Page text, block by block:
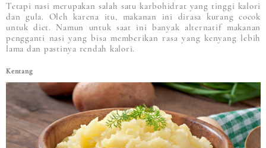
Tetapi nasi merupakan salah satu karbohidrat yang tinggi kalori
dan gula. Oleh karena itu, makanan ini dirasa kurang cocok
untuk diet. Namun untuk saat ini banyak alternatif makanan
pengganti nasi yang bisa memberikan rasa yang kenyang lebih
lama dan pastinya rendah kalori.
Kentang